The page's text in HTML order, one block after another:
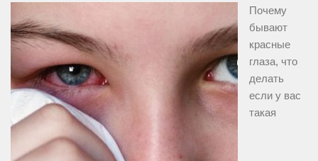
Почему
бывают
красные
глаза, что
делать
если у вас
такая